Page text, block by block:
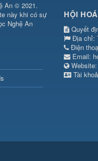
An © 2021.
này khi có sự
Nghệ An
HỘI
Quyết
Địa chỉ:
Điện
Email:
Tài